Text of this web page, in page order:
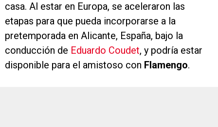
casa. Al estar en Europa, se aceleraron las
etapas para que pueda incorporarse a la
pretemporada en Alicante, España, bajo la
conducción de Eduardo Coudet, y podría estar
disponible para el amistoso con Flamengo.